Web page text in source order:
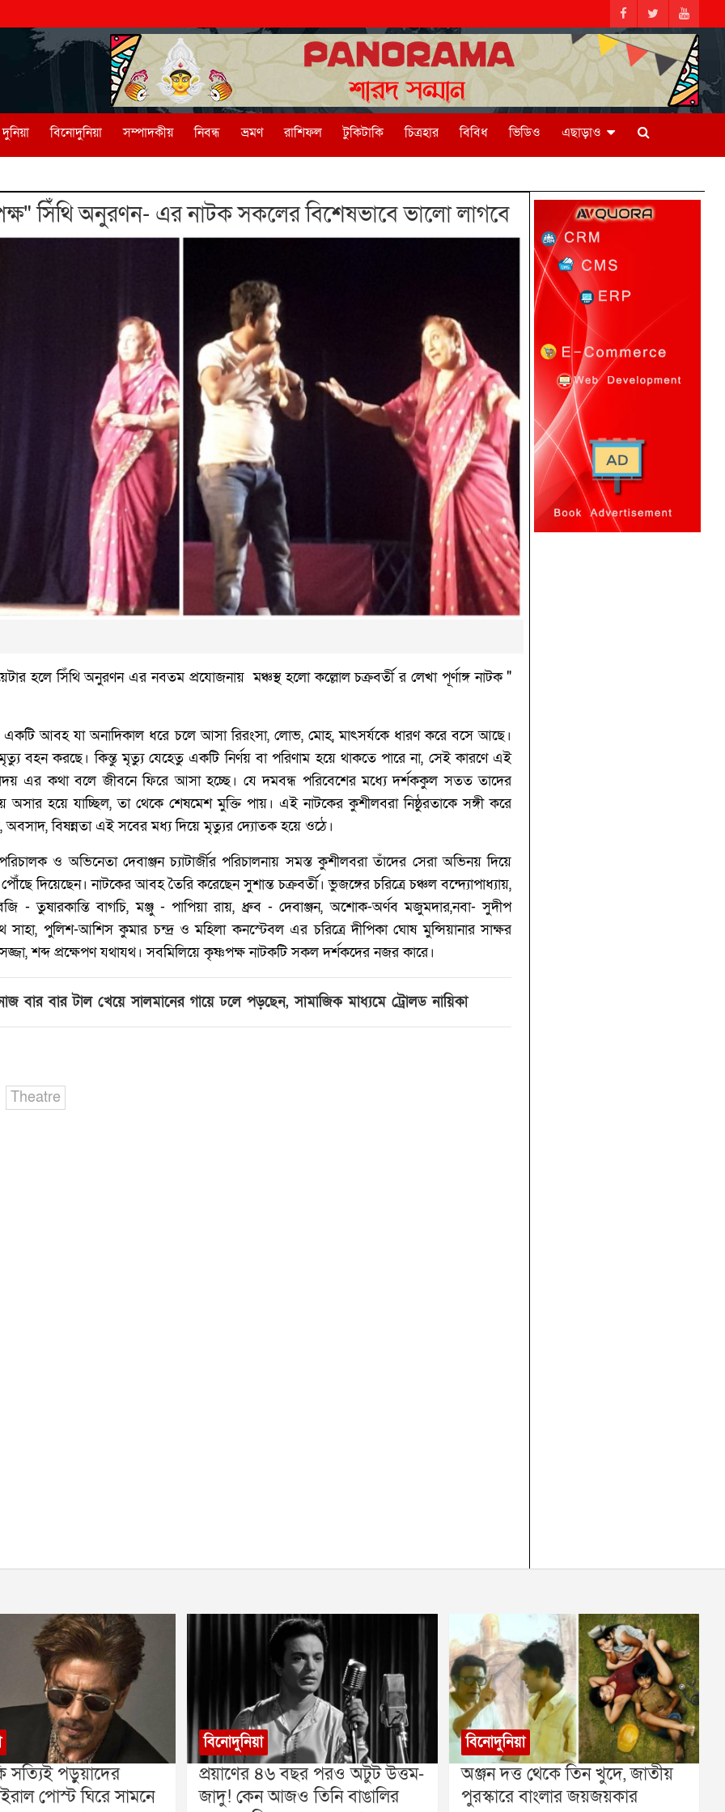
বিনোদুনিয়া সম্পাদকীয় নিবন্ধ ভ্রমণ রাশিফল টুকিটাকি চিত্রহার বিবিধ ভিডিও এছাড়াও
সিঁথি অনুরণন- এর নাটক সকলের বিশেষভাবে ভালো লাগবে
হলে সিঁথি অনুরণন এর নবতম প্রযোজনায় মঞ্চস্থ হলো কল্লোল চক্রবর্তী র লেখা পূর্ণাঙ্গ নাটক "
আবহ যা অনাদিকাল ধরে চলে আসা রিরংসা, লোভ, মোহ, মাৎসর্যকে ধারণ করে বসে আছে।
বহন করছে। কিন্তু মৃত্যু যেহেতু একটি নির্ণয় বা পরিণাম হয়ে থাকতে পারে না,‌ সেই কারণে এই
এর কথা বলে জীবনে ফিরে আসা হচ্ছে। যে দমবন্ধ পরিবেশের মধ্যে দর্শককুল সতত তাদের
অসার হয়ে যাচ্ছিল, তা থেকে শেষমেশ মুক্তি পায়। এই নাটকের কুশীলবরা নিষ্ঠুরতাকে সঙ্গী করে
বিষন্নতা এই সবের মধ্য দিয়ে মৃত্যুর দ্যোতক হয়ে ওঠে।
ও অভিনেতা দেবাঞ্জন চ্যাটার্জীর পরিচালনায় সমস্ত কুশীলবরা তাঁদের সেরা অভিনয় দিয়ে
দিয়েছেন। নাটকের আবহ তৈরি করেছেন সুশান্ত চক্রবর্তী। ভুজঙ্গের চরিত্রে চঞ্চল বন্দ্যোপাধ্যায়,
- তুষারকান্তি বাগচি, মঞ্জু - পাপিয়া রায়, ধ্রুব - দেবাঞ্জন, অশোক-অর্ণব মজুমদার,নবা- সুদীপ
সাহা, পুলিশ-আশিস কুমার চন্দ্র ও মহিলা কনস্টেবল এর চরিত্রে দীপিকা ঘোষ মুন্সিয়ানার সাক্ষর
শব্দ প্রক্ষেপণ যথাযথ। সবমিলিয়ে কৃষ্ণপক্ষ নাটকটি সকল দর্শকদের নজর কারে।
বার বার টাল খেয়ে সালমানের গায়ে ঢলে পড়ছেন, সামাজিক মাধ্যমে ট্রোলড নায়িকা
Theatre
সত্যিই পড়ুয়াদের
পোস্ট ঘিরে সামনে
বিনোদুনিয়া
প্রয়াণের ৪৬ বছর পরও অটুট উত্তম-
জাদু! কেন আজও তিনি বাঙালির
বিনোদুনিয়া
অঞ্জন দত্ত থেকে তিন খুদে, জাতীয়
পুরস্কারে বাংলার জয়জয়কার